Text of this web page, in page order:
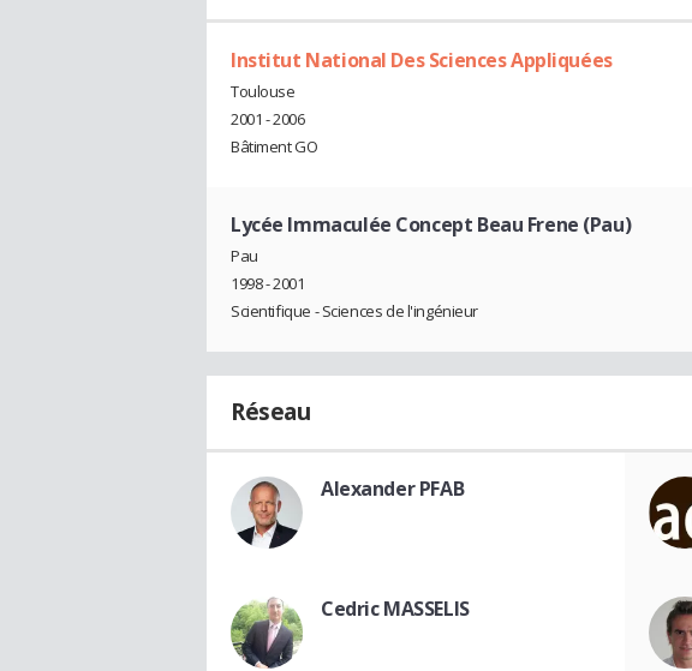
Institut National Des Sciences Appliquées
Toulouse
2001 - 2006
Bâtiment GO
Lycée Immaculée Concept Beau Frene (Pau)
Pau
1998 - 2001
Scientifique - Sciences de l'ingénieur
Réseau
Alexander PFAB
Cedric MASSELIS